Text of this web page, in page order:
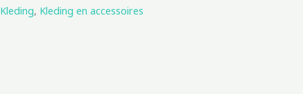
Kleding, Kleding en accessoires